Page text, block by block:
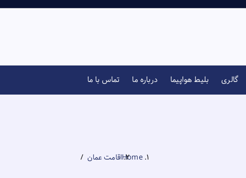
گالری بلیط هواپیما درباره ما تماس با ما
Homeاقامت عمان